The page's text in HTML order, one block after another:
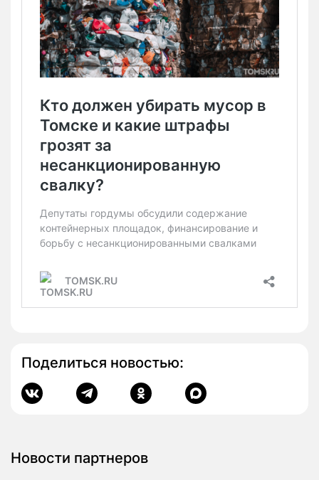
Поделиться новостью:
Новости партнеров